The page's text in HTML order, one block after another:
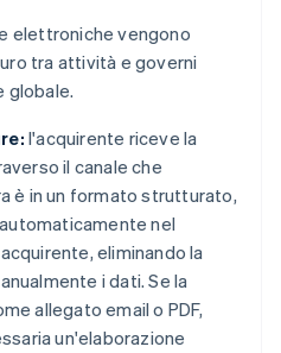
elettroniche vengono
tra attività e governi
globale.
l'acquirente riceve la
il canale che
è in un formato strutturato,
nel
eliminando la
i dati. Se la
allegato email o PDF,
un'elaborazione